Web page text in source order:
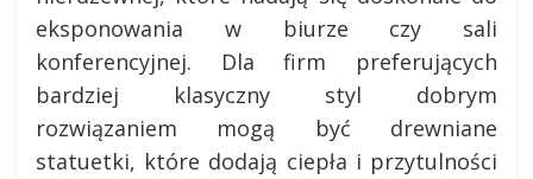
eksponowania w biurze czy sali
konferencyjnej. Dla firm preferujących
bardziej klasyczny styl dobrym
rozwiązaniem mogą być drewniane
statuetki, które dodają ciepła i przytulności